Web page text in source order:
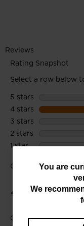
You
are
You are
We